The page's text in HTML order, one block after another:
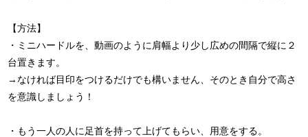
【方法】
・ミニハードルを、動画のように肩幅より少し広めの間隔で縦に２
台置きます。
→なければ目印をつけるだけでも構いません、そのとき自分で高さ
を意識しましょう！
・もう一人の人に足首を持って上げてもらい、用意をする。